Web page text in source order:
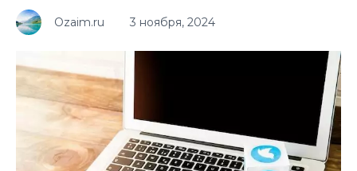
Ozaim.ru 3 ноября, 2024